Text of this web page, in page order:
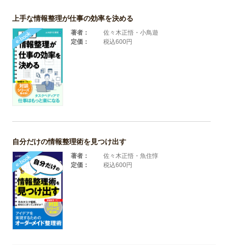
上手な情報整理が仕事の効率を決める
著者：
佐々木正悟・小鳥遊
定価：
税込600円
自分だけの情報整理術を見つけ出す
著者：
佐々木正悟・魚住惇
定価：
税込600円